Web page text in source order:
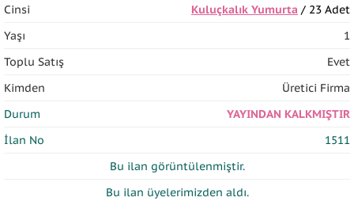
Cinsi Kuluçkalık Yumurta / 23 Adet
Yaşı
1
Toplu Satış
Evet
Kimden
Üretici Firma
Durum
YAYINDAN KALKMIŞTIR
İlan No
1511
Bu ilan görüntülenmiştir.
Bu ilan üyelerimizden aldı.